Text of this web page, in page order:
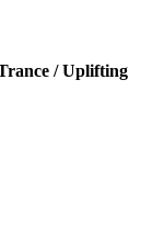
/ Uplifting